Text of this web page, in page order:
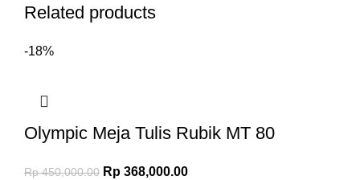
Related products
-18%
Olympic Meja Tulis Rubik MT 80
Rp450,000.00 Rp 368,000.00